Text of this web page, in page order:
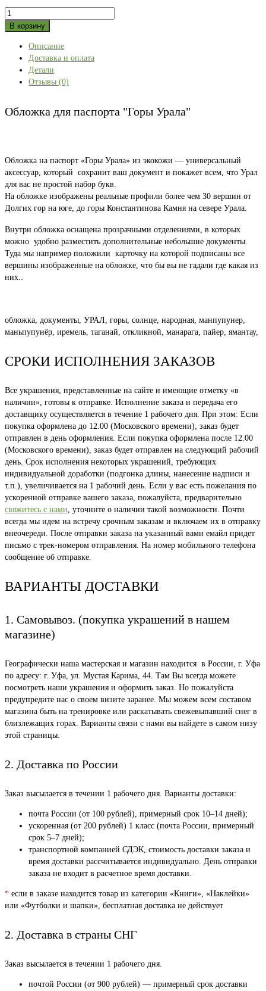
Количество
товара
паспорта
"Горы
Урала"
В корзину
Описание
Доставка и оплата
Детали
Отзывы (0)
Обложка для паспорта "Горы Урала"
Обложка на паспорт «Горы Урала» из экокожи — универсальный
аксессуар, который сохранит ваш документ и покажет всем, что Урал
для вас не простой набор букв.
На обложке изображены реальные профили более чем 30 вершин от
Долгих гор на юге, до горы Константинова Камня на севере Урала.
Внутри обложка оснащена прозрачными отделениями, в которых
можно удобно разместить дополнительные небольшие документы.
Туда мы например положили карточку на которой подписаны все
вершины изображенные на обложке, что бы вы не гадали где какая из
них..
обложка, документы, УРАЛ, горы, солнце, народная, манпупунер,
маньпупунёр, иремель, таганай, откликной, манарага, пайер, ямантау,
СРОКИ ИСПОЛНЕНИЯ ЗАКАЗОВ
Все украшения, представленные на сайте и имеющие отметку «в
наличии», готовы к отправке. Исполнение заказа и передача его
доставщику осуществляется в течение 1 рабочего дня. При этом: Если
покупка оформлена до 12.00 (Московского времени), заказ будет
отправлен в день оформления. Если покупка оформлена после 12.00
(Московского времени), заказ будет отправлен на следующий рабочий
день. Срок исполнения некоторых украшений, требующих
индивидуальной доработки (подгонка длины, нанесение надписи и
т.п.), увеличивается на 1 рабочий день. Если у вас есть пожелания по
ускоренной отправке вашего заказа, пожалуйста, предварительно
свяжитесь с нами, уточните о наличии такой возможности. Почти
всегда мы идем на встречу срочным заказам и включаем их в отправку
внеочереди. После отправки заказа на указанный вами емайл придет
письмо с трек-номером отправления. На номер мобильного телефона
сообщение об отправке.
ВАРИАНТЫ ДОСТАВКИ
1. Самовывоз. (покупка украшений в нашем
магазине)
Географически наша мастерская и магазин находится в России, г. Уфа
по адресу: г. Уфа, ул. Мустая Карима, 44. Там Вы всегда можете
посмотреть наши украшения и оформить заказ. Но пожалуйста
предупредите нас о своем визите заранее. Мы можем всем составом
магазина быть на тренировке или раскатывать свежевыпавший снег в
близлежащих горах. Варианты связи с нами вы найдете в самом низу
этой страницы.
2. Доставка по России
Заказ высылается в течении 1 рабочего дня. Варианты доставки:
почта России (от 100 рублей), примерный срок 10–14 дней);
ускоренная (от 200 рублей) 1 класс (почта России, примерный
срок 5–7 дней);
транспортной компанией СДЭК, стоимость доставки заказа и
время доставки рассчитывается индивидуально. День отправки
заказа не входит в расчетное время доставки.
* если в заказе находится товар из категории «Книги», «Наклейки»
или «Футболки и шапки», бесплатная доставка не действует
2. Доставка в страны СНГ
Заказ высылается в течении 1 рабочего дня.
почтой России (от 900 рублей) — примерный срок доставки